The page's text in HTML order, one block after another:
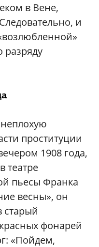
в Вене,
и
проституции
1908 года,
театре
пьесы Франка
весны», он
старый
фонарей
«Пойдем,